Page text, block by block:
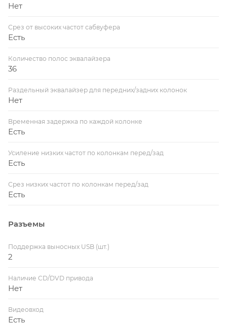
Нет
Срез от высоких частот сабвуфера
Есть
Количество полос эквалайзера
36
Раздельный эквалайзер для передних/задних колонок
Нет
Временная задержка по каждой колонке
Есть
Усиление низких частот по колонкам перед/зад
Есть
Срез низких частот по колонкам перед/зад
Есть
Разъемы
Поддержка выносных USB (шт.)
2
Наличие CD/DVD привода
Нет
Видеовход
Есть